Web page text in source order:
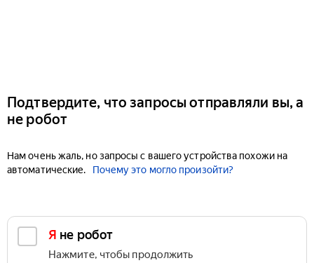
Подтвердите, что запросы отправляли вы, а
не робот
Нам очень жаль, но запросы с вашего устройства похожи на
автоматические.
Почему это могло произойти?
Я не робот
Нажмите, чтобы продолжить